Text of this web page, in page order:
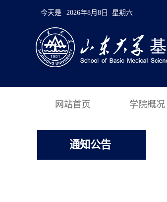
今天是 2026年8月8日 星期六
网站首页 学院概况
通知公告